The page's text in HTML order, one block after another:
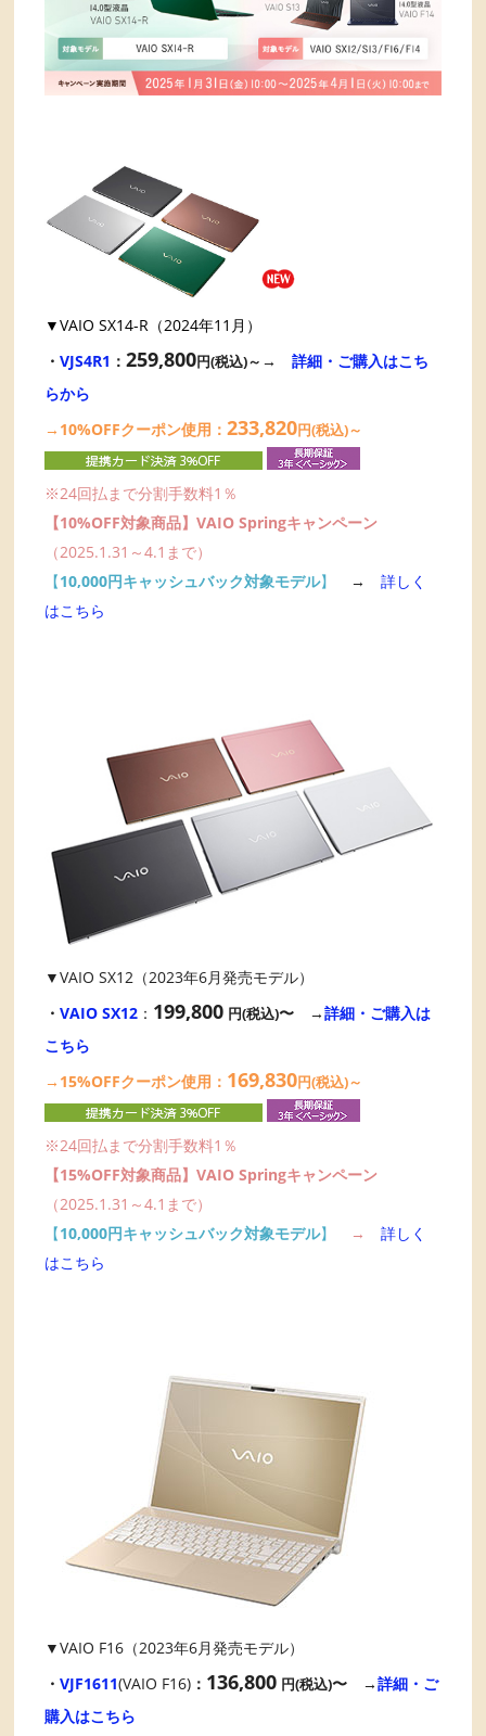
▼VAIO SX14-R（2024年11月）
・VJS4R1 ：259,800円(税込)～ →詳細・ご購入はこち
らから
→10%OFFクーポン使用：233,820円(税込)～
※24回払まで分割手数料1％
【10%OFF対象商品】VAIO Springキャンペーン
（2025.1.31～4.1まで）
【10,000円キャッシュバック対象モデル】 →詳しく
はこちら
▼VAIO SX12（2023年6月発売モデル）
・VAIO SX12 ： 199,800 円(税込)〜 →詳細・ご購入は
こちら
→15%OFFクーポン使用： 169,830円(税込)～
※24回払まで分割手数料1％
【15%OFF対象商品】VAIO Springキャンペーン
（2025.1.31～4.1まで）
【10,000円キャッシュバック対象モデル】 →詳しく
はこちら
▼VAIO F16（2023年6月発売モデル）
・VJF1611(VAIO F16) ： 136,800 円(税込)〜 →詳細・ご
購入はこちら